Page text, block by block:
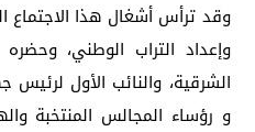
وقد ترأس أشغال هذا الاجتماع
وإعداد التراب الوطني،
الشرقية، والنائب الأول
و رؤساء المجالس المنتخبة